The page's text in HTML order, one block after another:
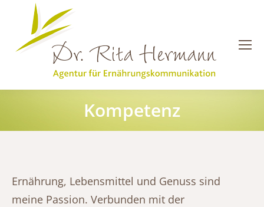
Kompetenz
Sie befinden sich hier:
Ernährung, Lebensmittel und Genuss sind
meine Passion. Verbunden mit der